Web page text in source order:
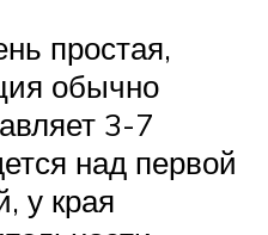
простая,
обычно
3-7
над первой
у края